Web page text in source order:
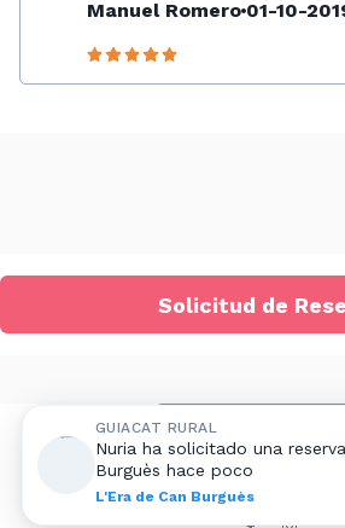
Manuel Romero 01-10-
Solicitud de
Añadir alojamiento
Aviso legal
GUIACAT RURAL
Nuria ha solicitado una
Burguès hace poco
L'Era de Can Burguès